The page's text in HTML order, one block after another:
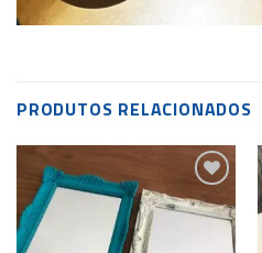
PRODUTOS RELACIONADOS
Add to
wishlist